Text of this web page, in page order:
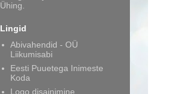
Ühing.
Lingid
Abivahendid - OÜ
Liikumisabi
Eesti Puuetega Inimeste
Koda
Logo disainimine